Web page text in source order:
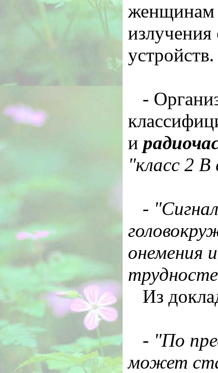
женщинам
устройств.
-
и
"класс 2 B
-
онемения
Из
- "По
может